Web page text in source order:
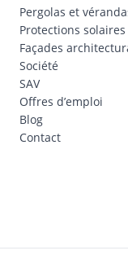
Pergolas et
Protections solaires
Façades
Société
SAV
Offres d’emploi
Blog
Contact